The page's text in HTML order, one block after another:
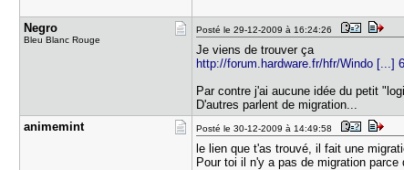
Negro
Bleu Blanc Rouge
Posté le 29-12-2009 à 16:24:26
Je viens de trouver ça
http://forum.hardware.fr/hfr/Windo [...]
Par contre j'ai aucune idée du petit
D'autres parlent de migration...
animemint
Posté le 30-12-2009 à 14:49:58
le lien que t'as trouvé, il fait une
Pour toi il n'y a pas de migration parce